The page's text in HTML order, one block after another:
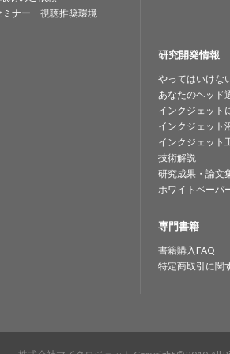
ミナー 視聴推奨環境
研究開発情報
やってはいけな
あなたのヘッド
インクジェット
インクジェット
インクジェット
技術解説
研究成果・論文
ホワイトペーパ
専門書籍
書籍購入FAQ
特定商取引に関